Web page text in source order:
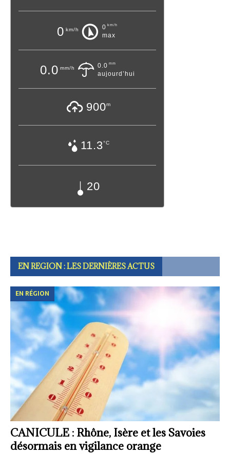
0 km/h 0 km/h
max
0.0 mm/h 0.0 mm
aujourd’hui
900m
11.3°C
20
EN REGION : LES DERNIÈRES ACTUS
CANICULE : Rhône, Isère et les Savoies
désormais en vigilance orange
EN RÉGION